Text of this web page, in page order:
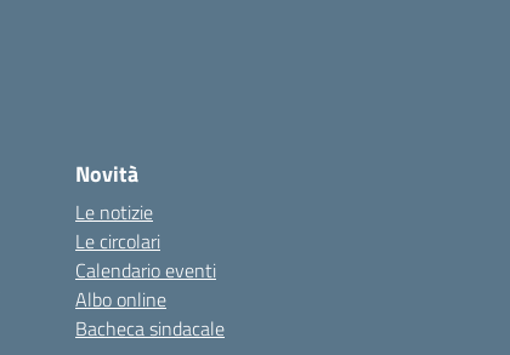
Novità
Le notizie
Le circolari
Calendario eventi
Albo online
Bacheca sindacale